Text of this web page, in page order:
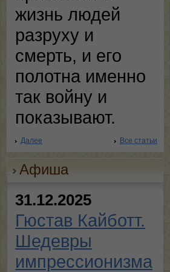
жизнь людей
разруху и
смерть, и его
полотна именно
так войну и
показывают.
Далее Все статьи
Афиша
31.12.2025
Гюстав Кайботт.
Шедевры
импрессионизма